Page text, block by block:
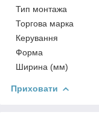
Тип монтажа
Торгова марка
Керування
Форма
Ширина (мм)
Приховати